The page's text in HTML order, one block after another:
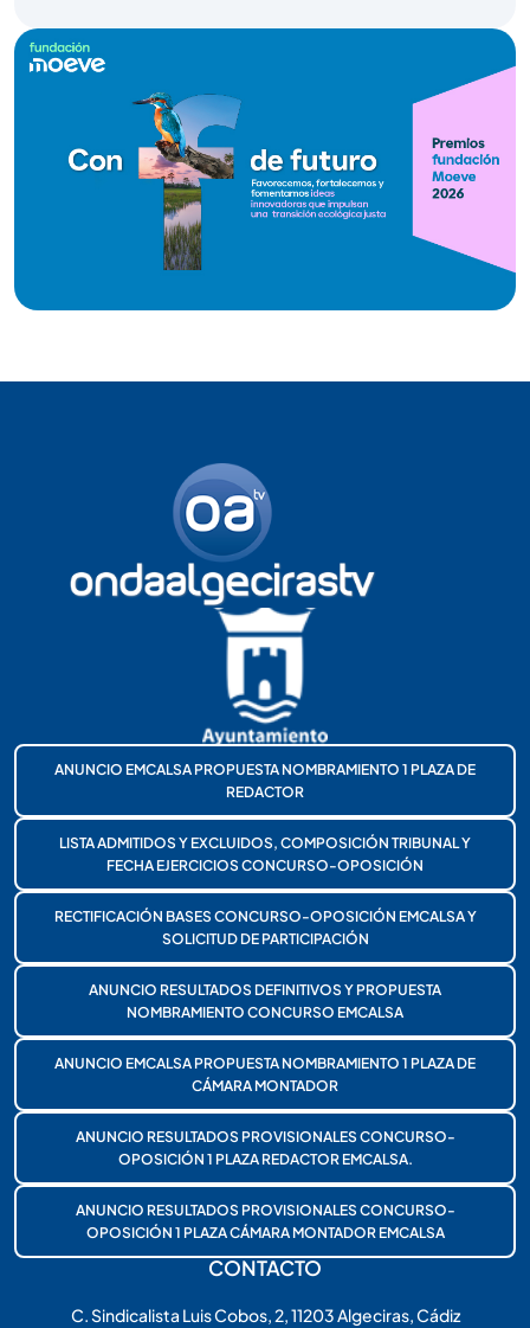
ANUNCIO EMCALSA PROPUESTA NOMBRAMIENTO 1 PLAZA DE
REDACTOR
LISTA ADMITIDOS Y EXCLUIDOS, COMPOSICIÓN TRIBUNAL Y
FECHA EJERCICIOS CONCURSO-OPOSICIÓN
RECTIFICACIÓN BASES CONCURSO-OPOSICIÓN EMCALSA Y
SOLICITUD DE PARTICIPACIÓN
ANUNCIO RESULTADOS DEFINITIVOS Y PROPUESTA
NOMBRAMIENTO CONCURSO EMCALSA
ANUNCIO EMCALSA PROPUESTA NOMBRAMIENTO 1 PLAZA DE
CÁMARA MONTADOR
ANUNCIO RESULTADOS PROVISIONALES CONCURSO-
OPOSICIÓN 1 PLAZA REDACTOR EMCALSA.
ANUNCIO RESULTADOS PROVISIONALES CONCURSO-
OPOSICIÓN 1 PLAZA CÁMARA MONTADOR EMCALSA
CONTACTO
C. Sindicalista Luis Cobos, 2, 11203 Algeciras, Cádiz